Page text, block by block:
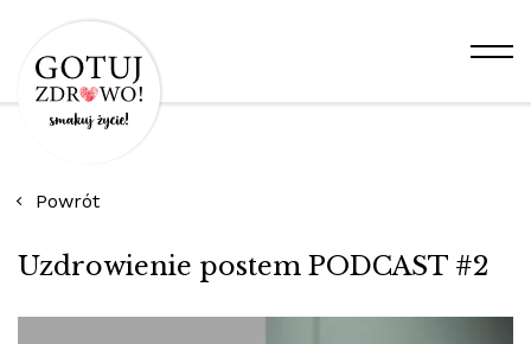
Powrót
Uzdrowienie postem PODCAST #2